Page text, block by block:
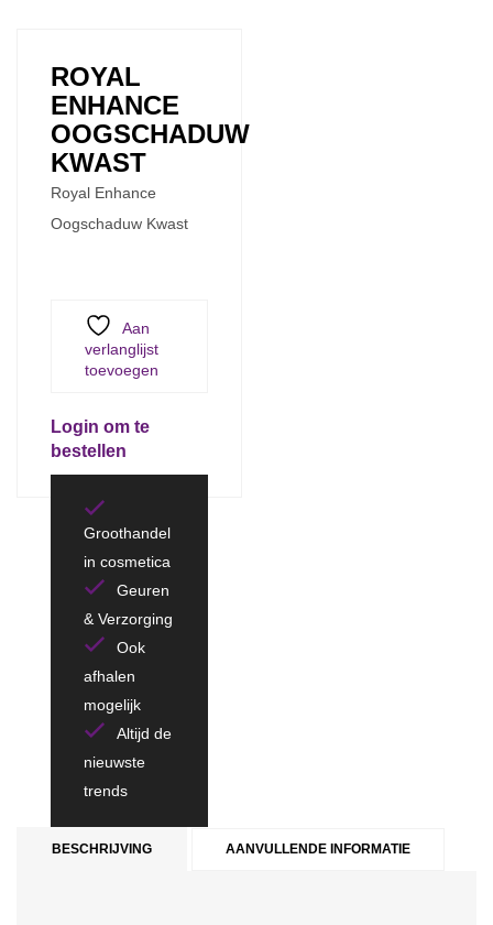
ROYAL
ENHANCE
OOGSCHADUW
KWAST
Royal Enhance
Oogschaduw Kwast
Aan
verlanglijst
toevoegen
Login om te
bestellen
Groothandel
in cosmetica
Geuren
& Verzorging
Ook
afhalen
mogelijk
Altijd de
nieuwste
trends
BESCHRIJVING AANVULLENDE INFORMATIE